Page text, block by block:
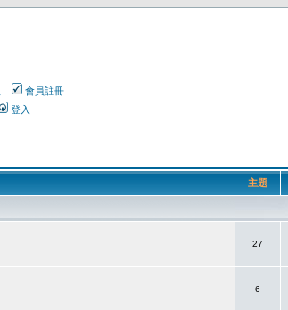
會員註冊
登入
主題
27
6